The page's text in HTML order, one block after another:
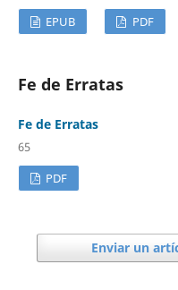
EPUB
PDF
Fe de Erratas
Fe de Erratas
65
PDF
Enviar un